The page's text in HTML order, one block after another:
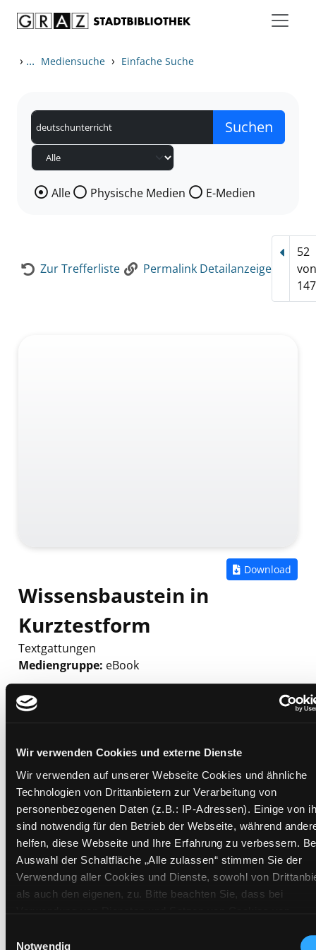
Wir verwenden Cookies und externe Dienste
Wir verwenden auf unserer Webseite Cookies und ähnliche
Technologien von Drittanbietern zur Verarbeitung von
personenbezogenen Daten (z.B.: IP-Adressen). Einige von
sind notwendig für den Betrieb der Webseite, während
helfen, diese Webseite und Ihre Erfahrung zu verbessern.
Auswahl der Schaltfläche „Alle zulassen“ stimmen Sie der
Verwendung aller Cookies und Dienste, sowohl von
als auch den eigenen, zu. Bitte beachten Sie, dass bei
(Länder außerhalb des EWR ohne adäquates
Notwendig
› ... Mediensuche › Einfache Suche
Wählen Sie die Medienart nach der Sie suchen wollen.
Alle Physische Medien E-Medien
Zur Trefferliste Permalink Detailanzeige
52
von
Wissensbaustein in
Kurztestform
Textgattungen
Mediengruppe: eBook
Suche nach diesem Verfasser
Beschreibung ein-/ausblenden
Download
Exemplare
Zweigstelle:Bibliothek digital
Signatur:
Standort 2:
Status: Zum Download
Frist: